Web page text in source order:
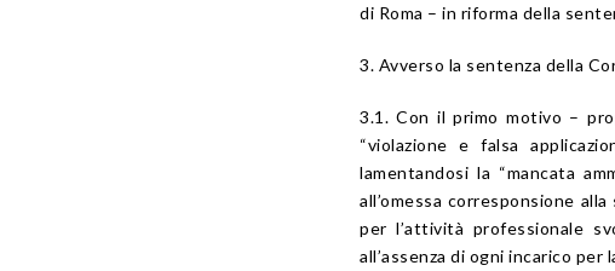
di Roma – in riforma della
3. Avverso la sentenza della
3.1. Con il primo motivo –
“violazione e falsa
lamentandosi la “mancata
all’omessa corresponsione
per l’attività professionale
all’assenza di ogni incarico per